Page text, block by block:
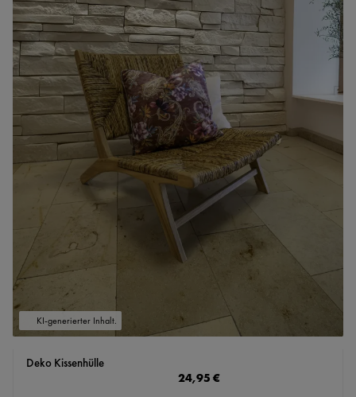
KI-generierter Inhalt.
Deko Kissenhülle
Regulärer Preis:
24,95 €